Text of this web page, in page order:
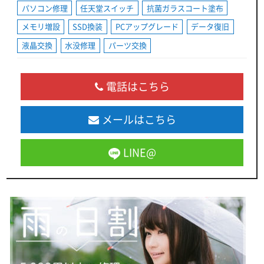
パソコン修理 任天堂スイッチ
抗菌ガラスコート塗布
メモリ増設
SSD換装 PCアップグレード
データ復旧
液晶交換
水没修理 パーツ交換
電話はこちら
メールはこちら
LINE@